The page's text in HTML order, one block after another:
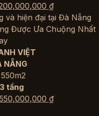
₫.
₫Giá
hiện
tại
Được Ưa Chuộng Nhất
VIỆT
NẴNG
3 tầng
₫Giá